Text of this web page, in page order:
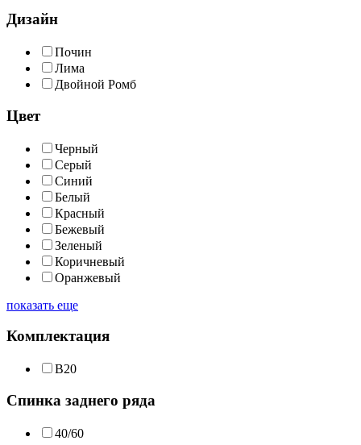
Дизайн
Почин
Лима
Двойной Ромб
Цвет
Черный
Серый
Синий
Белый
Красный
Бежевый
Зеленый
Коричневый
Оранжевый
показать еще
Комплектация
В20
Спинка заднего ряда
40/60